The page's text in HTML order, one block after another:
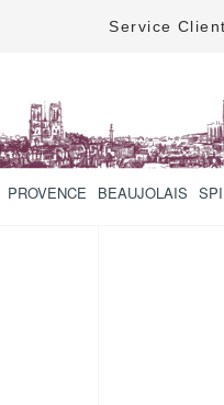
Service Client
PROVENCE BEAUJOLAIS